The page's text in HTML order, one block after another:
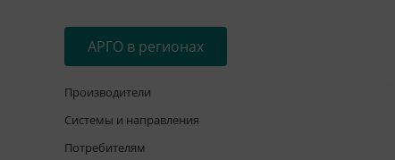
АРГО в регионах
Производители
Системы и направления
Потребителям